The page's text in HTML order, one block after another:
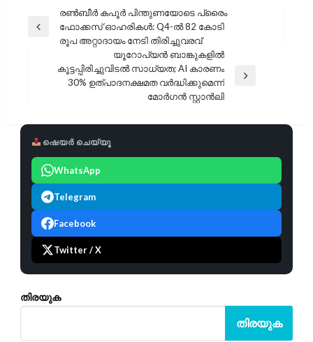
പോസ്റ്റുകളിലൂടെ
Previous
രണ്‍ബീര്‍ കപൂര്‍ പിന്തുണയോടെ പ്രൈം
ഫോക്കസ് ഓഹരികൾ: Q4-ൽ 82 കോടി
രൂപ അറ്റാദായം നേടി തിരിച്ചുവരവ്
യൂറോപ്യൻ ബാങ്കുകളിൽ
കൂട്ടപ്പിരിച്ചുവിടൽ സാധ്യത; AI കാരണം
30% ഉത്പാദനക്ഷമത വർദ്ധിക്കുമെന്ന്
മോർഗൻ സ്റ്റാൻലി
ഷെയർ ചെയ്യൂ
WhatsApp
Telegram
Facebook
Twitter / X
തിരയുക
തിരയുക